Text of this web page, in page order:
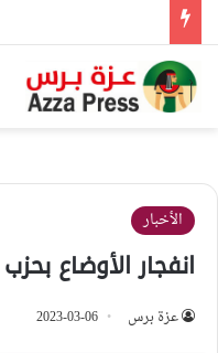
الأخبار
انفجار الأوضاع
عزة برس 2023-03-06